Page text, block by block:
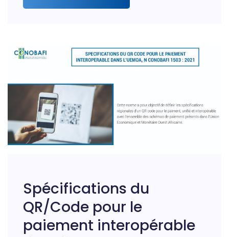
Spécifications du
QR/Code pour le
paiement interopérable